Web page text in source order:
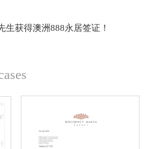
生获得澳洲888永居签证！